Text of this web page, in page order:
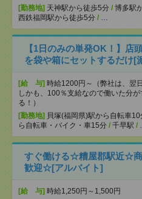
[勤務地] 天神駅から徒歩5分 / 博多駅
西鉄福岡駅から徒歩5分 / …
【1日のみの単発OK！】店
を袋や箱にセットするだけ[
[給 与] 時給1200円～（弊社は、翌
しかも、100％支給なので働いた分が
る！）
[勤務地] 貝塚(福岡県)駅から自転車10
ら自転車・バイク・車15分 / 千早駅 /
すぐ働ける☆糟屋郡駅近☆
歓迎☆[アルバイト]
[給 与] 時給1,250円～1,500円